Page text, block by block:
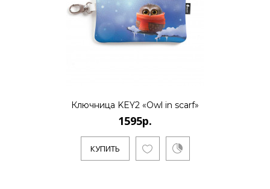
..
1595р.
..
Ключница KEY2 «Owl in scarf»
1595р.
КУПИТЬ